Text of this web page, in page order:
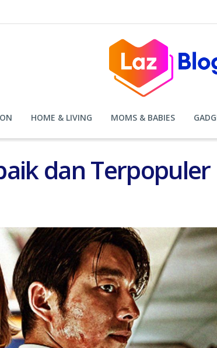
HOME & LIVING MOMS & BABIES
dan Terpopuler